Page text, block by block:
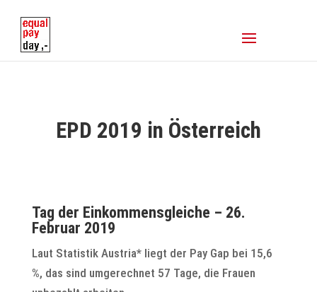
EPD 2019 in Österreich
Tag der Einkommensgleiche – 26.
Februar 2019
Laut Statistik Austria* liegt der Pay Gap bei 15,6
%, das sind umgerechnet 57 Tage, die Frauen